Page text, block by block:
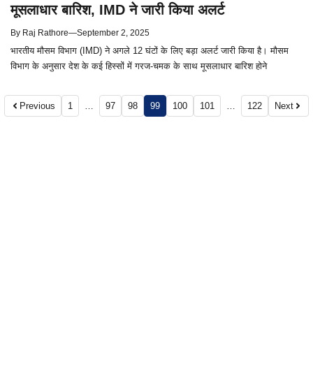
मूसलाधार बारिश, IMD ने जारी किया अलर्ट
By Raj Rathore—September 2, 2025
भारतीय मौसम विभाग (IMD) ने अगले 12 घंटों के लिए बड़ा अलर्ट जारी किया है। मौसम
विभाग के अनुसार देश के कई हिस्सों में गरज-चमक के साथ मूसलाधार बारिश होने
Previous 1 97 98 99 100 101 122 Next